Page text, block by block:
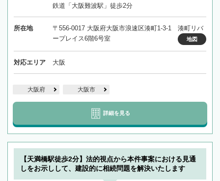
鉄道「大阪難波駅」徒歩2分
所在地
〒556-0017 大阪府大阪市浪速区湊町1-3-1 湊町リバ
ープレイス6階6号室
地図
対応エリア 大阪
大阪府 大阪市
詳細を見る
【天満橋駅徒歩2分】法的視点から本件事案における見通
しをお示しして、建設的に相続問題を解決いたします